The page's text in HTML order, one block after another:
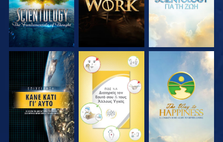
ΠΑΡΑΚΟΛΟΥΘΗΣΤΕ ΠΑΡΑΚΟΛΟΥΘΗΣΤΕ ΠΑΡΑΚΟΛΟΥΘΗΣΤΕ